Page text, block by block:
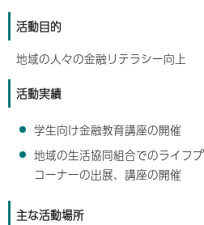
活動目的
地域の人々の金融リテラシー向上
活動実績
学生向け金融教育講座の開催
地域の生活協同組合でのライフ
コーナーの出展、講座の開催
主な活動場所